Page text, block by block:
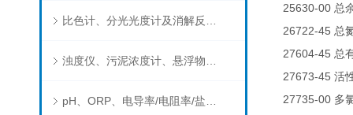
25630-00 总
26722-45 总
27604-45 总
27673-45 活
27735-00 多